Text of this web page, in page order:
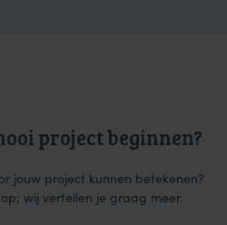
project beginnen?
jouw project kunnen betekenen?
wij vertellen je graag meer.